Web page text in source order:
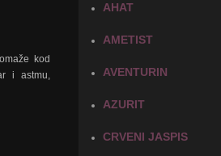
kod
i astmu,
AHAT
AMETIST
AVENTURIN
AZURIT
CRVENI JASPIS